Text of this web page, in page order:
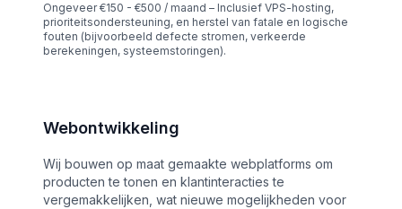
Ongeveer €150 - €500 / maand – Inclusief VPS-hosting,
prioriteitsondersteuning, en herstel van fatale en logische
fouten (bijvoorbeeld defecte stromen, verkeerde
berekeningen, systeemstoringen).
Webontwikkeling
Wij bouwen op maat gemaakte webplatforms om
producten te tonen en klantinteracties te
vergemakkelijken, wat nieuwe mogelijkheden voor